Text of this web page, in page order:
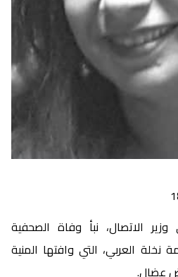
الاتصال، نبأ وفاة الصحفية
نخلة العربي، التي وافتها المنية